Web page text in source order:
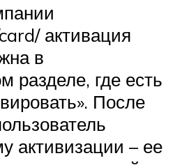
активация
в
разделе, где есть
После
активизации – ее